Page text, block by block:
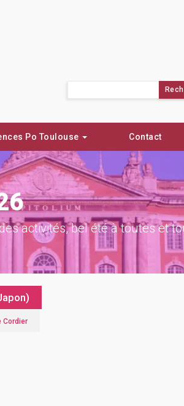
Po Toulouse Contact
activités, bel été à toutes et
Cordier